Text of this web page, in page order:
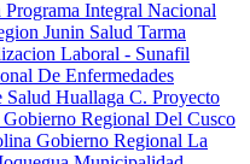
Programa Integral Nacional
Junin Salud Tarma
Laboral - Sunafil
De Enfermedades
Huallaga C. Proyecto
Regional Del Cusco
Gobierno Regional La